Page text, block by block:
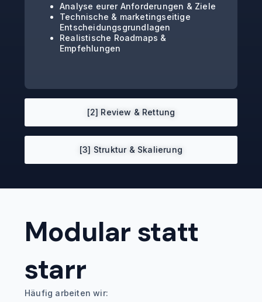
[2] Review & Rettung
[3] Struktur & Skalierung
Analyse eurer Anforderungen & Ziele
Technische & marketingseitige
Entscheidungsgrundlagen
Realistische Roadmaps &
Empfehlungen
Modular statt
starr
Häufig arbeiten wir: